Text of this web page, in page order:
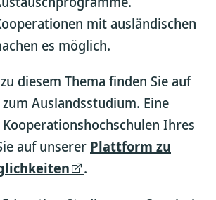
mit ausländischen
es möglich.
diesem Thema finden Sie auf
Auslandsstudium. Eine
Ihres
auf unserer Plattform zu
.